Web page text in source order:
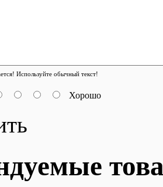
Используйте обычный текст!
Хорошо